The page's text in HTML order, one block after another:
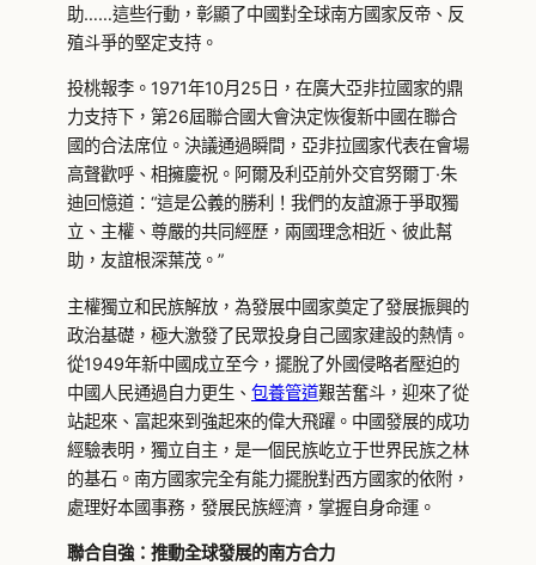
助……這些行動，彰顯了中國對全球南方國家反帝、反
殖斗爭的堅定支持。
投桃報李。1971年10月25日，在廣大亞非拉國家的鼎
力支持下，第26屆聯合國大會決定恢復新中國在聯合
國的合法席位。決議通過瞬間，亞非拉國家代表在會場
高聲歡呼、相擁慶祝。阿爾及利亞前外交官努爾丁·朱
迪回憶道：“這是公義的勝利！我們的友誼源于爭取獨
立、主權、尊嚴的共同經歷，兩國理念相近、彼此幫
助，友誼根深葉茂。”
主權獨立和民族解放，為發展中國家奠定了發展振興的
政治基礎，極大激發了民眾投身自己國家建設的熱情。
從1949年新中國成立至今，擺脫了外國侵略者壓迫的
中國人民通過自力更生、 包養管道艱苦奮斗，迎來了從
站起來、富起來到強起來的偉大飛躍。中國發展的成功
經驗表明，獨立自主，是一個民族屹立于世界民族之林
的基石。南方國家完全有能力擺脫對西方國家的依附，
處理好本國事務，發展民族經濟，掌握自身命運。
聯合自強：推動全球發展的南方合力